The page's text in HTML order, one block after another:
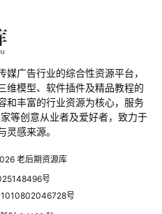
广告行业的综合性资源平台，
维模型、软件插件及精品教程的
和丰富的行业资源为核心，服务
等创意从业者及爱好者，致力于
感来源。
老后期资源库
号
号